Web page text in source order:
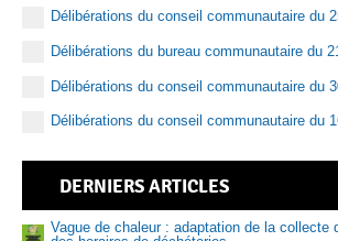
Délibérations du conseil communautaire du
Délibérations du bureau communautaire du
Délibérations du conseil communautaire du
Délibérations du conseil communautaire du
DERNIERS ARTICLES
Vague de chaleur : adaptation de la collecte